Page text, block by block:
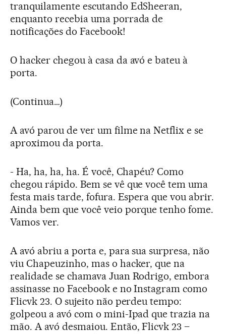
tranquilamente escutando EdSheeran,
enquanto recebia uma porrada de
notificações do Facebook!
O hacker chegou à casa da avó e bateu à
porta.
(Continua…)
A avó parou de ver um filme na Netflix e se
aproximou da porta.
- Ha, ha, ha, ha. É você, Chapéu? Como
chegou rápido. Bem se vê que você tem uma
festa mais tarde, fofura. Espera que vou abrir.
Ainda bem que você veio porque tenho fome.
Vamos ver.
A avó abriu a porta e, para sua surpresa, não
viu Chapeuzinho, mas o hacker, que na
realidade se chamava Juan Rodrigo, embora
assinasse no Facebook e no Instagram como
Flicvk 23. O sujeito não perdeu tempo:
golpeou a avó com o mini-Ipad que trazia na
mão. A avó desmaiou. Então, Flicvk 23 –